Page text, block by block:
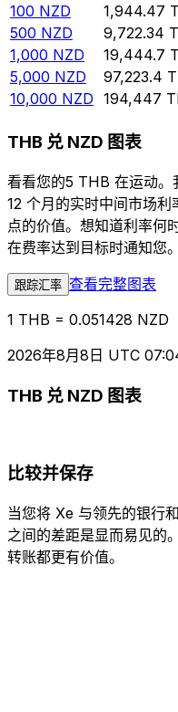
100 NZD 1,944.47
500 NZD 9,722.34
1,000 NZD 19,444.7
5,000 NZD 97,223.4
10,000 NZD 194,447
THB 兑 NZD 图表
看看您的5 THB 在运动
12 个月的实时中间市场
点的价值。想知道利率何
在费率达到目标时通知您。
跟踪汇率 查看完整图表
1 THB = 0.051428 NZD
2026年8月8日 UTC
THB 兑 NZD 图表
比较并保存
当您将 Xe 与领先的银行
之间的差距是显而易见的
转账都更有价值。